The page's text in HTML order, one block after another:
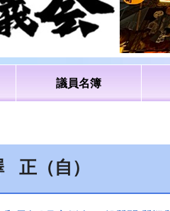
議員名簿
正（自）